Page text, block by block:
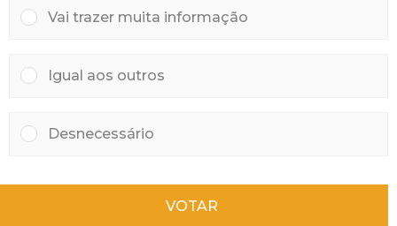
Vai trazer muita informação
Igual aos outros
Desnecessário
VOTAR